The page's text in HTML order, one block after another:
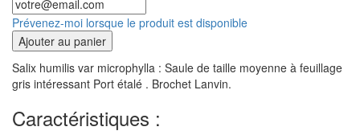
Prévenez-moi lorsque le produit est disponible
Ajouter au panier
Salix humilis var microphylla : Saule de taille moyenne à feuillage
gris intéressant Port étalé . Brochet Lanvin.
Caractéristiques :